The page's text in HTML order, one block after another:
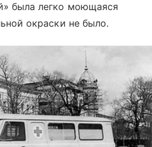
была легко моющаяся
окраски не было.